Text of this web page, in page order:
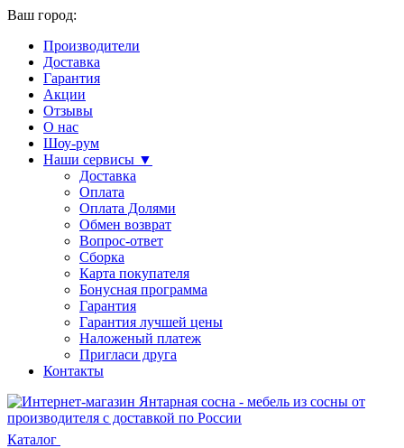
Ваш город:
Производители
Доставка
Гарантия
Акции
Отзывы
О нас
Шоу-рум
Наши сервисы ▼
Доставка
Оплата
Оплата Долями
Обмен возврат
Вопрос-ответ
Сборка
Карта покупателя
Бонусная программа
Гарантия
Гарантия лучшей цены
Наложеный платеж
Пригласи друга
Контакты
Каталог